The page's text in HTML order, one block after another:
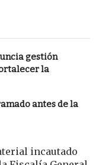
gestión
la
antes de la
incautado